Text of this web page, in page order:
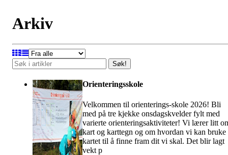
Arkiv
Søk!
Orienteringsskole
Velkommen til orienterings-skole 2026! Bli
med på tre kjekke onsdagskvelder fylt med
varierte orienteringsaktiviteter! Vi lærer litt
kart og karttegn og om hvordan vi kan bruke
kartet til å finne fram dit vi skal. Det blir lagt
vekt p